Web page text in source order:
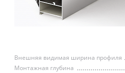
Внешняя видимая ширина профиля
Монтажная глубина